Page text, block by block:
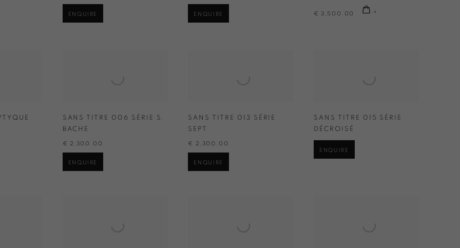
ENQUIRE ENQUIRE € 3,500.00
SANS TITRE 006 SÉRIE S.
BACHE
€ 2,300.00
ENQUIRE
SANS TITRE 013 SÉRIE
SEPT
€ 2,300.00
ENQUIRE
SANS TITRE 015 SÉRIE
DÉCROISÉ
ENQUIRE